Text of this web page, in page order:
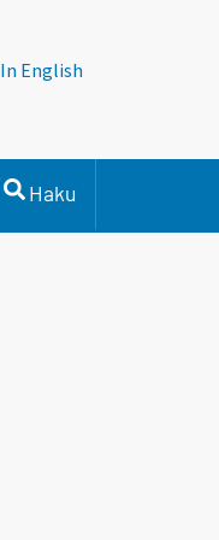
In English
Haku